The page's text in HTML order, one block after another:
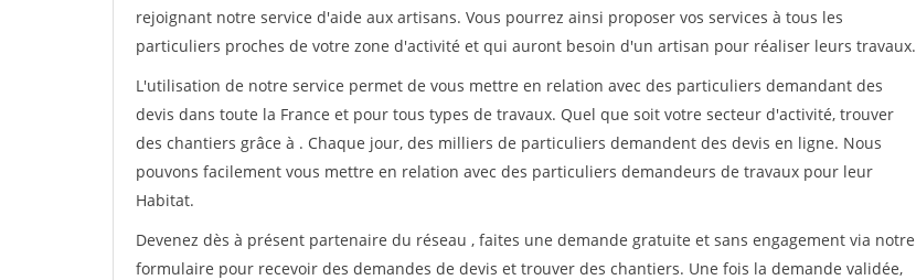
rejoignant notre service d'aide aux artisans. Vous pourrez ainsi proposer vos services à tous les
particuliers proches de votre zone d'activité et qui auront besoin d'un artisan pour réaliser leurs travaux.
L'utilisation de notre service permet de vous mettre en relation avec des particuliers demandant des
devis dans toute la France et pour tous types de travaux. Quel que soit votre secteur d'activité, trouver
des chantiers grâce à . Chaque jour, des milliers de particuliers demandent des devis en ligne. Nous
pouvons facilement vous mettre en relation avec des particuliers demandeurs de travaux pour leur
Habitat.
Devenez dès à présent partenaire du réseau , faites une demande gratuite et sans engagement via notre
formulaire pour recevoir des demandes de devis et trouver des chantiers. Une fois la demande validée,